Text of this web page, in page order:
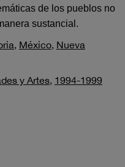
de los pueblos no
sustancial.
, México, Nueva
y Artes, 1994-1999